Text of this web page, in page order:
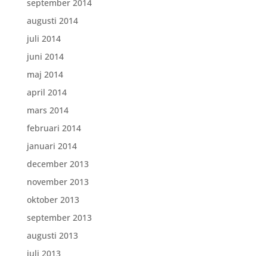
september 2014
augusti 2014
juli 2014
juni 2014
maj 2014
april 2014
mars 2014
februari 2014
januari 2014
december 2013
november 2013
oktober 2013
september 2013
augusti 2013
juli 2013